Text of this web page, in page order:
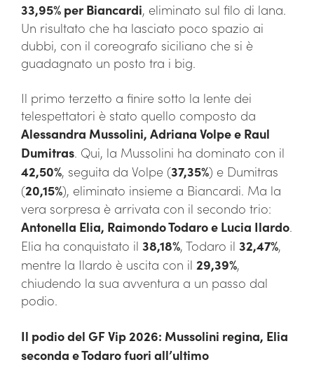
33,95% per Biancardi, eliminato sul filo di lana.
Un risultato che ha lasciato poco spazio ai
dubbi, con il coreografo siciliano che si è
guadagnato un posto tra i big.
Il primo terzetto a finire sotto la lente dei
telespettatori è stato quello composto da
Alessandra Mussolini, Adriana Volpe e Raul
Dumitras. Qui, la Mussolini ha dominato con il
42,50%, seguita da Volpe (37,35%) e Dumitras
(20,15%), eliminato insieme a Biancardi. Ma la
vera sorpresa è arrivata con il secondo trio:
Antonella Elia, Raimondo Todaro e Lucia Ilardo.
Elia ha conquistato il 38,18%, Todaro il 32,47%,
mentre la Ilardo è uscita con il 29,39%,
chiudendo la sua avventura a un passo dal
podio.
Il podio del GF Vip 2026: Mussolini regina, Elia
seconda e Todaro fuori all’ultimo